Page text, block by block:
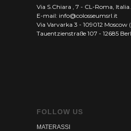
Via S.Chiara , 7 - CL-Roma, Italia.
E-mail: info@colosseumsrl.it
Via Varvarka 3 - 109012 Moscow
Tauentzienstraße 107 - 12685
FOLLOW US
MATERASSI